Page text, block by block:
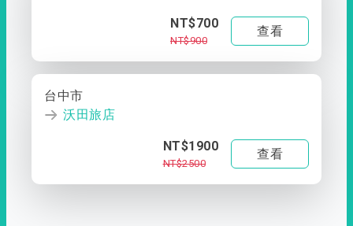
NT$700
NT$900
查看
台中市
沃田旅店
NT$1900
NT$2500
查看